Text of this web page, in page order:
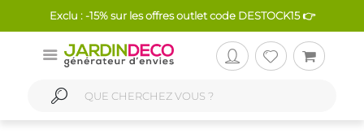
Exclu : -15% sur les offres outlet code DESTOCK15 👉